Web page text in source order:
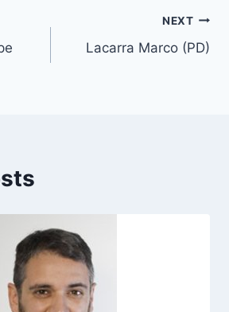
NEXT
Lacarra Marco (PD)